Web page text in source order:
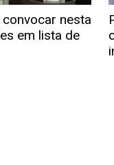
nesta
em lista de